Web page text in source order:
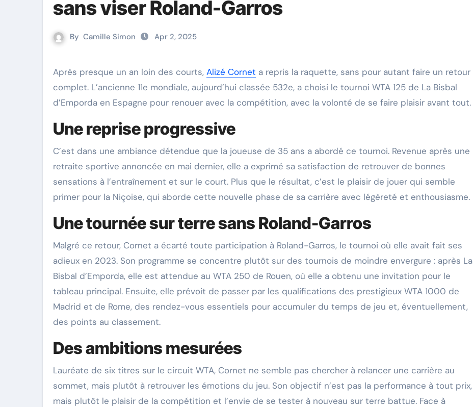
sans viser Roland-Garros
By Camille Simon Apr 2, 2025
Après presque un an loin des courts, Alizé Cornet a repris la raquette, sans pour autant faire un retour
complet. L’ancienne 11e mondiale, aujourd’hui classée 532e, a choisi le tournoi WTA 125 de La Bisbal
d’Emporda en Espagne pour renouer avec la compétition, avec la volonté de se faire plaisir avant tout.
Une reprise progressive
C’est dans une ambiance détendue que la joueuse de 35 ans a abordé ce tournoi. Revenue après une
retraite sportive annoncée en mai dernier, elle a exprimé sa satisfaction de retrouver de bonnes
sensations à l’entraînement et sur le court. Plus que le résultat, c’est le plaisir de jouer qui semble
primer pour la Niçoise, qui aborde cette nouvelle phase de sa carrière avec légèreté et enthousiasme.
Une tournée sur terre sans Roland-Garros
Malgré ce retour, Cornet a écarté toute participation à Roland-Garros, le tournoi où elle avait fait ses
adieux en 2023. Son programme se concentre plutôt sur des tournois de moindre envergure : après La
Bisbal d’Emporda, elle est attendue au WTA 250 de Rouen, où elle a obtenu une invitation pour le
tableau principal. Ensuite, elle prévoit de passer par les qualifications des prestigieux WTA 1000 de
Madrid et de Rome, des rendez-vous essentiels pour accumuler du temps de jeu et, éventuellement,
des points au classement.
Des ambitions mesurées
Lauréate de six titres sur le circuit WTA, Cornet ne semble pas chercher à relancer une carrière au
sommet, mais plutôt à retrouver les émotions du jeu. Son objectif n’est pas la performance à tout prix,
mais plutôt le plaisir de la compétition et l’envie de se tester à nouveau sur terre battue. Face à